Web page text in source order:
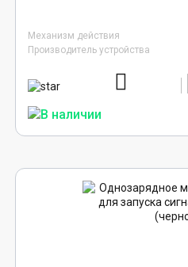
Механизм действия
Производитель устройства